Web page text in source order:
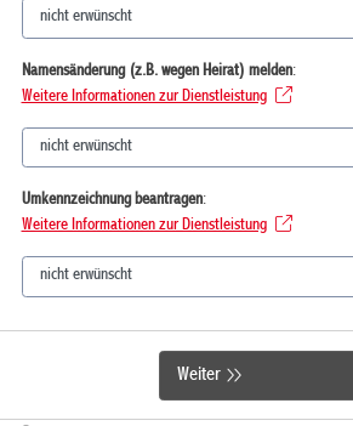
Namensänderung (z.B. wegen Heirat) melden:
Weitere Informationen zur Dienstleistung
Umkennzeichnung beantragen:
Weitere Informationen zur Dienstleistung
Weiter